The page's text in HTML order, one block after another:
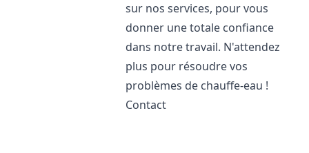
sur nos services, pour vous
donner une totale confiance
dans notre travail. N'attendez
plus pour résoudre vos
problèmes de chauffe-eau !
Contact